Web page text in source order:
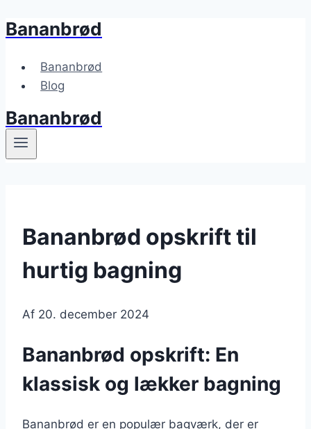
Fortsæt
indhold
Bananbrød
Bananbrød
Blog
Bananbrød
Bananbrød opskrift til
hurtig bagning
Af 20. december 2024
Bananbrød opskrift: En
klassisk og lækker bagning
Bananbrød er en populær bagværk, der er